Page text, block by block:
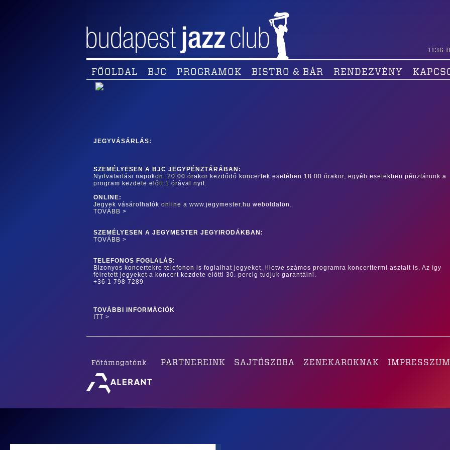
1136
FŐOLDAL BJC PROGRAMOK BISTRO & BÁR RENDEZVÉNY
JEGYVÁSÁRLÁS:
SZEMÉLYESEN A BJC JEGYPÉNZTÁRÁBAN:
Nyitvatartási napokon: 20:00 órakor kezdődő koncertek esetében 18:00 órakor, egyéb esetekben pénztárunk a
program kezdete előtt 1 órával nyit.
ONLINE:
Jegyek vásárolhatók online a www.jegymester.hu weboldalon.
TOVÁBB >
SZEMÉLYESEN A JEGYMESTER JEGYIRODÁKBAN:
TOVÁBB >
TELEFONOS FOGLALÁS:
Bizonyos koncertekre telefonon is foglalhat jegyeket, illetve számos programra koncerttermi asztalt is. Az így
félretett jegyeket a koncert kezdete előtti 30. percig tudjuk garantálni.
+36 1 798 7289
TOVÁBBI INFORMÁCIÓK
ITT >
Főtámogatónk PARTNEREINK SAJTÓSZOBA ZENEKAROKNAK IMPRESSZUM